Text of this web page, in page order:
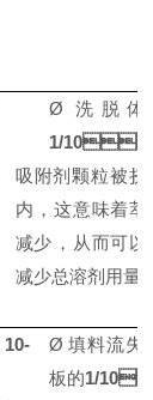
Ø洗脱
1/10
吸附剂颗粒被挤
内 ，这意味着
减少 ， 从而可以
减少总溶剂用量
10-
Ø填料流失
板的1/10